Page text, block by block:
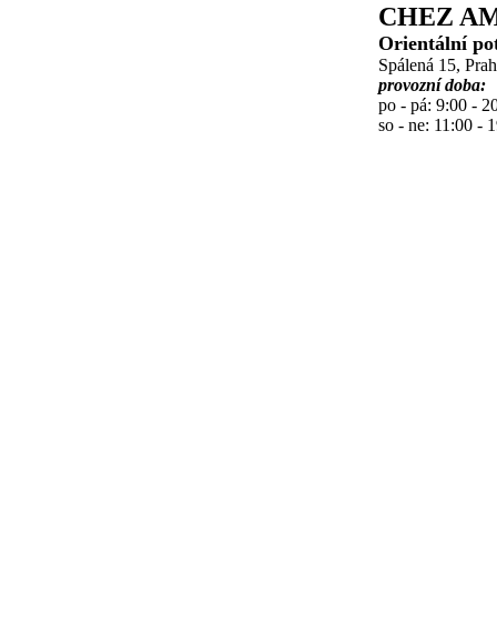
CHEZ
Orientální
Spálená 15,
provozní doba:
po - pá: 9:00 -
so - ne: 11:00 -